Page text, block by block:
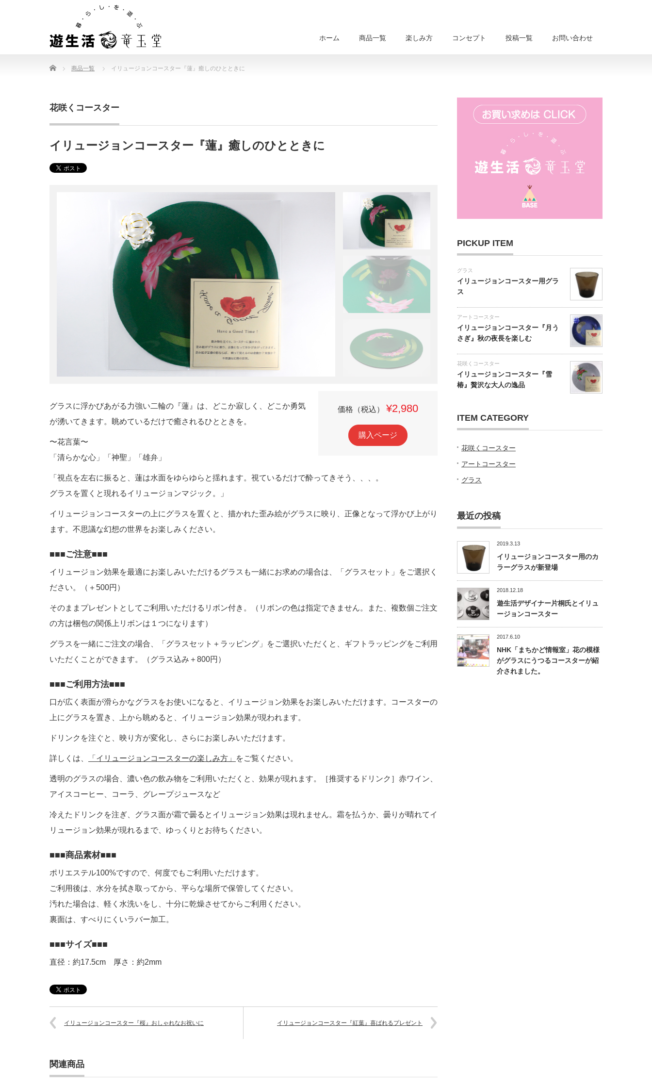
ホーム 商品一覧 楽しみ方 コンセプト 投稿一覧 お問い合わせ
Home 商品一覧 イリュージョンコースター『蓮』癒しのひとときに
花咲くコースター
イリュージョンコースター『蓮』癒しのひとときに
価格（税込） ¥2,980
購入ページ
グラスに浮かびあがる力強い二輪の『蓮』は、どこか寂しく、どこか勇気
が湧いてきます。眺めているだけで癒されるひとときを。
〜花言葉〜
「清らかな心」「神聖」「雄弁」
「視点を左右に振ると、蓮は水面をゆらゆらと揺れます。視ているだけで酔ってきそう、、、。
グラスを置くと現れるイリュージョンマジック。」
イリュージョンコースターの上にグラスを置くと、描かれた歪み絵がグラスに映り、正像となって浮かび上がり
ます。不思議な幻想の世界をお楽しみください。
ご注意
イリュージョン効果を最適にお楽しみいただけるグラスも一緒にお求めの場合は、「グラスセット」をご選択く
ださい。（＋500円）
そのままプレゼントとしてご利用いただけるリボン付き。（リボンの色は指定できません。また、複数個ご注文
の方は梱包の関係上リボンは１つになります）
グラスを一緒にご注文の場合、「グラスセット＋ラッピング」をご選択いただくと、ギフトラッピングをご利用
いただくことができます。（グラス込み＋800円）
ご利用方法
口が広く表面が滑らかなグラスをお使いになると、イリュージョン効果をお楽しみいただけます。コースターの
上にグラスを置き、上から眺めると、イリュージョン効果が現われます。
ドリンクを注ぐと、映り方が変化し、さらにお楽しみいただけます。
詳しくは、 「イリュージョンコースターの楽しみ方」 をご覧ください。
透明のグラスの場合、濃い色の飲み物をご利用いただくと、効果が現れます。［推奨するドリンク］赤ワイン、
アイスコーヒー、コーラ、グレープジュースなど
冷えたドリンクを注ぎ、グラス面が霜で曇るとイリュージョン効果は現れません。霜を払うか、曇りが晴れてイ
リュージョン効果が現れるまで、ゆっくりとお待ちください。
商品素材
ポリエステル100%ですので、何度でもご利用いただけます。
ご利用後は、水分を拭き取ってから、平らな場所で保管してください。
汚れた場合は、軽く水洗いをし、十分に乾燥させてからご利用ください。
裏面は、すべりにくいラバー加工。
サイズ
直径：約17.5cm 厚さ：約2mm
イリュージョンコースター『紅葉』喜ばれるプレゼント
イリュージョンコースター『桜』おしゃれなお祝いに
関連商品
PICKUP ITEM
グラス
イリュージョンコースター用グラ
ス
アートコースター
イリュージョンコースター『月う
さぎ』秋の夜長を楽しむ
花咲くコースター
イリュージョンコースター『雪
椿』贅沢な大人の逸品
ITEM CATEGORY
花咲くコースター
アートコースター
グラス
最近の投稿
2019.3.13
イリュージョンコースター用のカ
ラーグラスが新登場
2018.12.18
遊生活デザイナー片桐氏とイリュ
ージョンコースター
2017.6.10
NHK「まちかど情報室」花の模様
がグラスにうつるコースターが紹
介されました。